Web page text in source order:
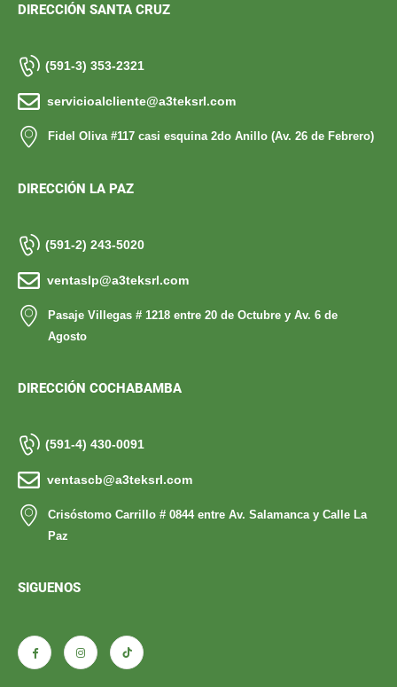
DIRECCIÓN SANTA CRUZ
(591-3) 353-2321
servicioalcliente@a3teksrl.com
Fidel Oliva #117 casi esquina 2do Anillo (Av. 26 de Febrero)
DIRECCIÓN LA PAZ
(591-2) 243-5020
ventaslp@a3teksrl.com
Pasaje Villegas # 1218 entre 20 de Octubre y Av. 6 de
Agosto
DIRECCIÓN COCHABAMBA
(591-4) 430-0091
ventascb@a3teksrl.com
Crisóstomo Carrillo # 0844 entre Av. Salamanca y Calle La
Paz
SIGUENOS